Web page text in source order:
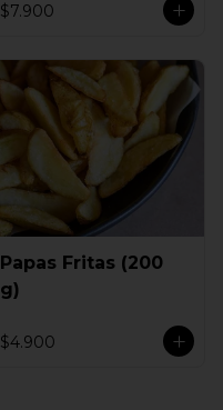
$7.900
Papas Fritas (200
g)
$4.900